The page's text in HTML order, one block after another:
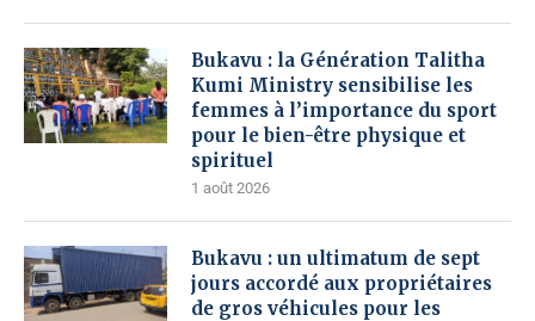
Bukavu : la Génération Talitha
Kumi Ministry sensibilise les
femmes à l’importance du sport
pour le bien-être physique et
spirituel
1 août 2026
Bukavu : un ultimatum de sept
jours accordé aux propriétaires
de gros véhicules pour les